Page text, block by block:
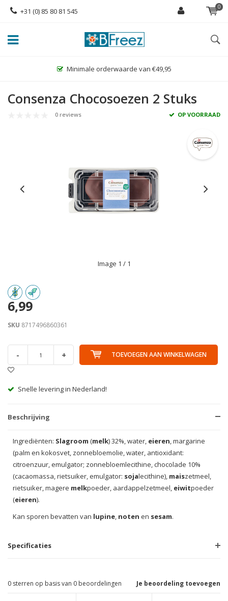
+31 (0) 85 80 81 545 0
Grootste assortiment glutenvrije diepvriesproducten!
Consenza Chocosoezen 2 Stuks
0 reviews OP VOORRAAD
Image 1 / 1
6,99
SKU 8717496860361
- + TOEVOEGEN AAN WINKELWAGEN
Handig in de avond bezorgd!
Beschrijving
Ingrediënten: Slagroom (melk) 32%, water, eieren, margarine
(palm en kokosvet, zonnebloemolie, water, antioxidant:
citroenzuur, emulgator; zonnebloemlecithine, chocolade 10%
(cacaomassa, rietsuiker, emulgator: sojalecithine), maiszetmeel,
rietsuiker, magere melkpoeder, aardappelzetmeel, eiwitpoeder
(eieren).
Kan sporen bevatten van lupine, noten en sesam.
Specificaties
Je beoordeling toevoegen
0 sterren op basis van 0 beoordelingen